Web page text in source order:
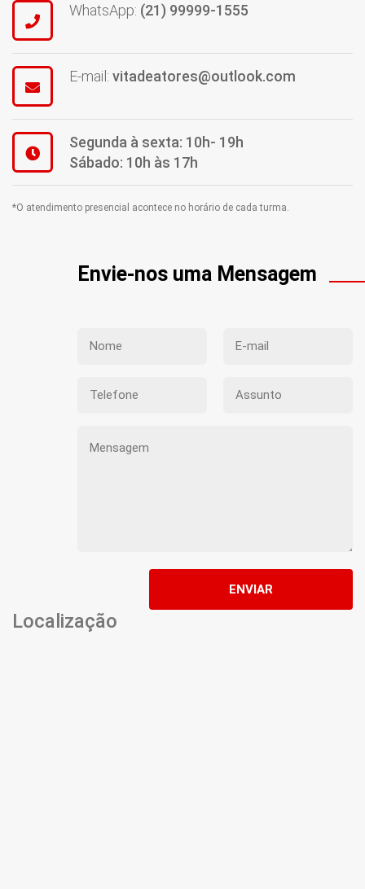
WhatsApp: (21) 99999-1555
E-mail: vitadeatores@outlook.com
Segunda à sexta: 10h- 19h
Sábado: 10h às 17h
*O atendimento presencial acontece no horário de cada turma.
Envie-nos uma Mensagem
ENVIAR
Localização